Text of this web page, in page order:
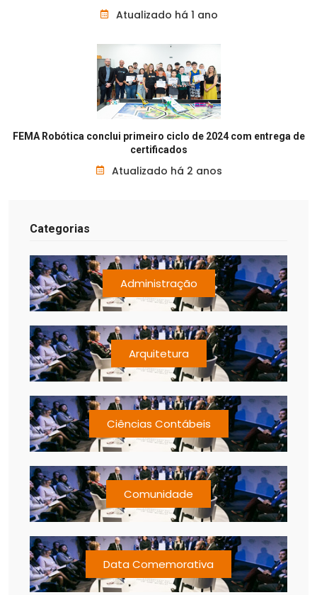
Atualizado há 1 ano
FEMA Robótica conclui primeiro ciclo de 2024 com entrega de
certificados
Atualizado há 2 anos
Categorias
Administração
Arquitetura
Ciências Contábeis
Comunidade
Data Comemorativa